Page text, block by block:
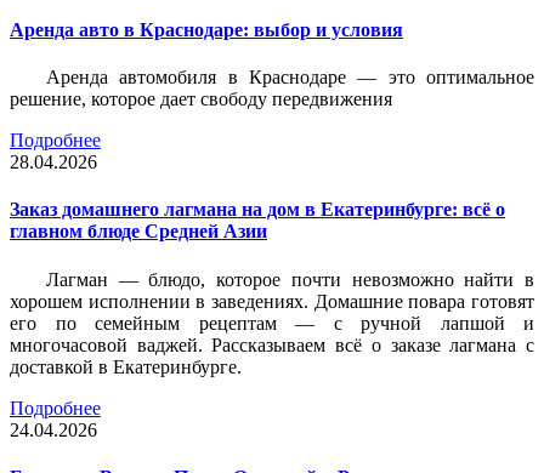
Аренда авто в Краснодаре: выбор и условия
Аренда автомобиля в Краснодаре — это оптимальное
решение, которое дает свободу передвижения
Подробнее
28.04.2026
Заказ домашнего лагмана на дом в Екатеринбурге: всё о
главном блюде Средней Азии
Лагман — блюдо, которое почти невозможно найти в
хорошем исполнении в заведениях. Домашние повара готовят
его по семейным рецептам — с ручной лапшой и
многочасовой ваджей. Рассказываем всё о заказе лагмана с
доставкой в Екатеринбурге.
Подробнее
24.04.2026